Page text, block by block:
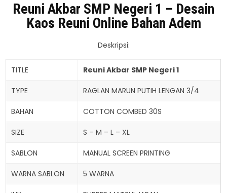
Reuni Akbar SMP Negeri 1 – Desain
Kaos Reuni Online Bahan Adem
Deskripsi:
TITLE Reuni Akbar SMP Negeri 1
TYPE RAGLAN MARUN PUTIH LENGAN 3/4
BAHAN COTTON COMBED 30S
SIZE S – M – L – XL
SABLON MANUAL SCREEN PRINTING
WARNA SABLON 5 WARNA